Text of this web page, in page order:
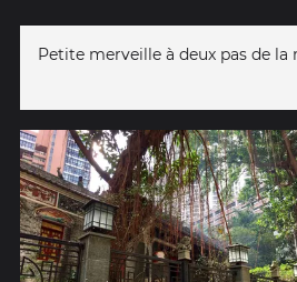
Petite merveille à deux pas de la